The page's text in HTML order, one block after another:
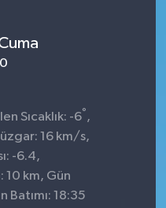
Sıcaklık: -6° ,
16 km/s,
-6.4,
10 km, Gün
Batımı: 18:35